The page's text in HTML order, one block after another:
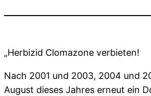
„Herbizid Clomazone verbieten!
Nach 2001 und 2003, 2004 und
August dieses Jahres erneut ein